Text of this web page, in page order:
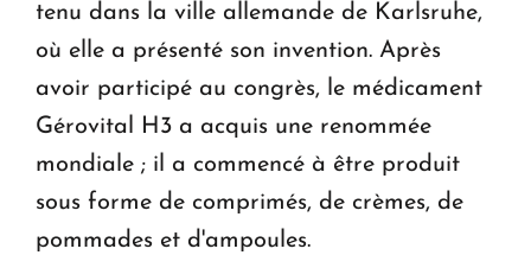
tenu dans la ville allemande de Karlsruhe,
où elle a présenté son invention. Après
avoir participé au congrès, le médicament
Gérovital H3 a acquis une renommée
mondiale ; il a commencé à être produit
sous forme de comprimés, de crèmes, de
pommades et d'ampoules.